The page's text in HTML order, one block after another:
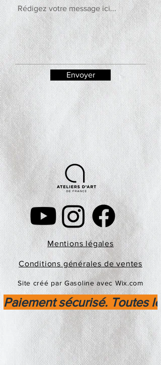
Envoyer
Mentions légales
Conditions générales de ventes
Site créé par Gasoline avec Wix.com
Paiement sécurisé. Toutes